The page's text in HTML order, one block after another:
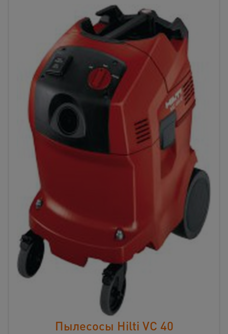
Пылесосы Hilti VC 40